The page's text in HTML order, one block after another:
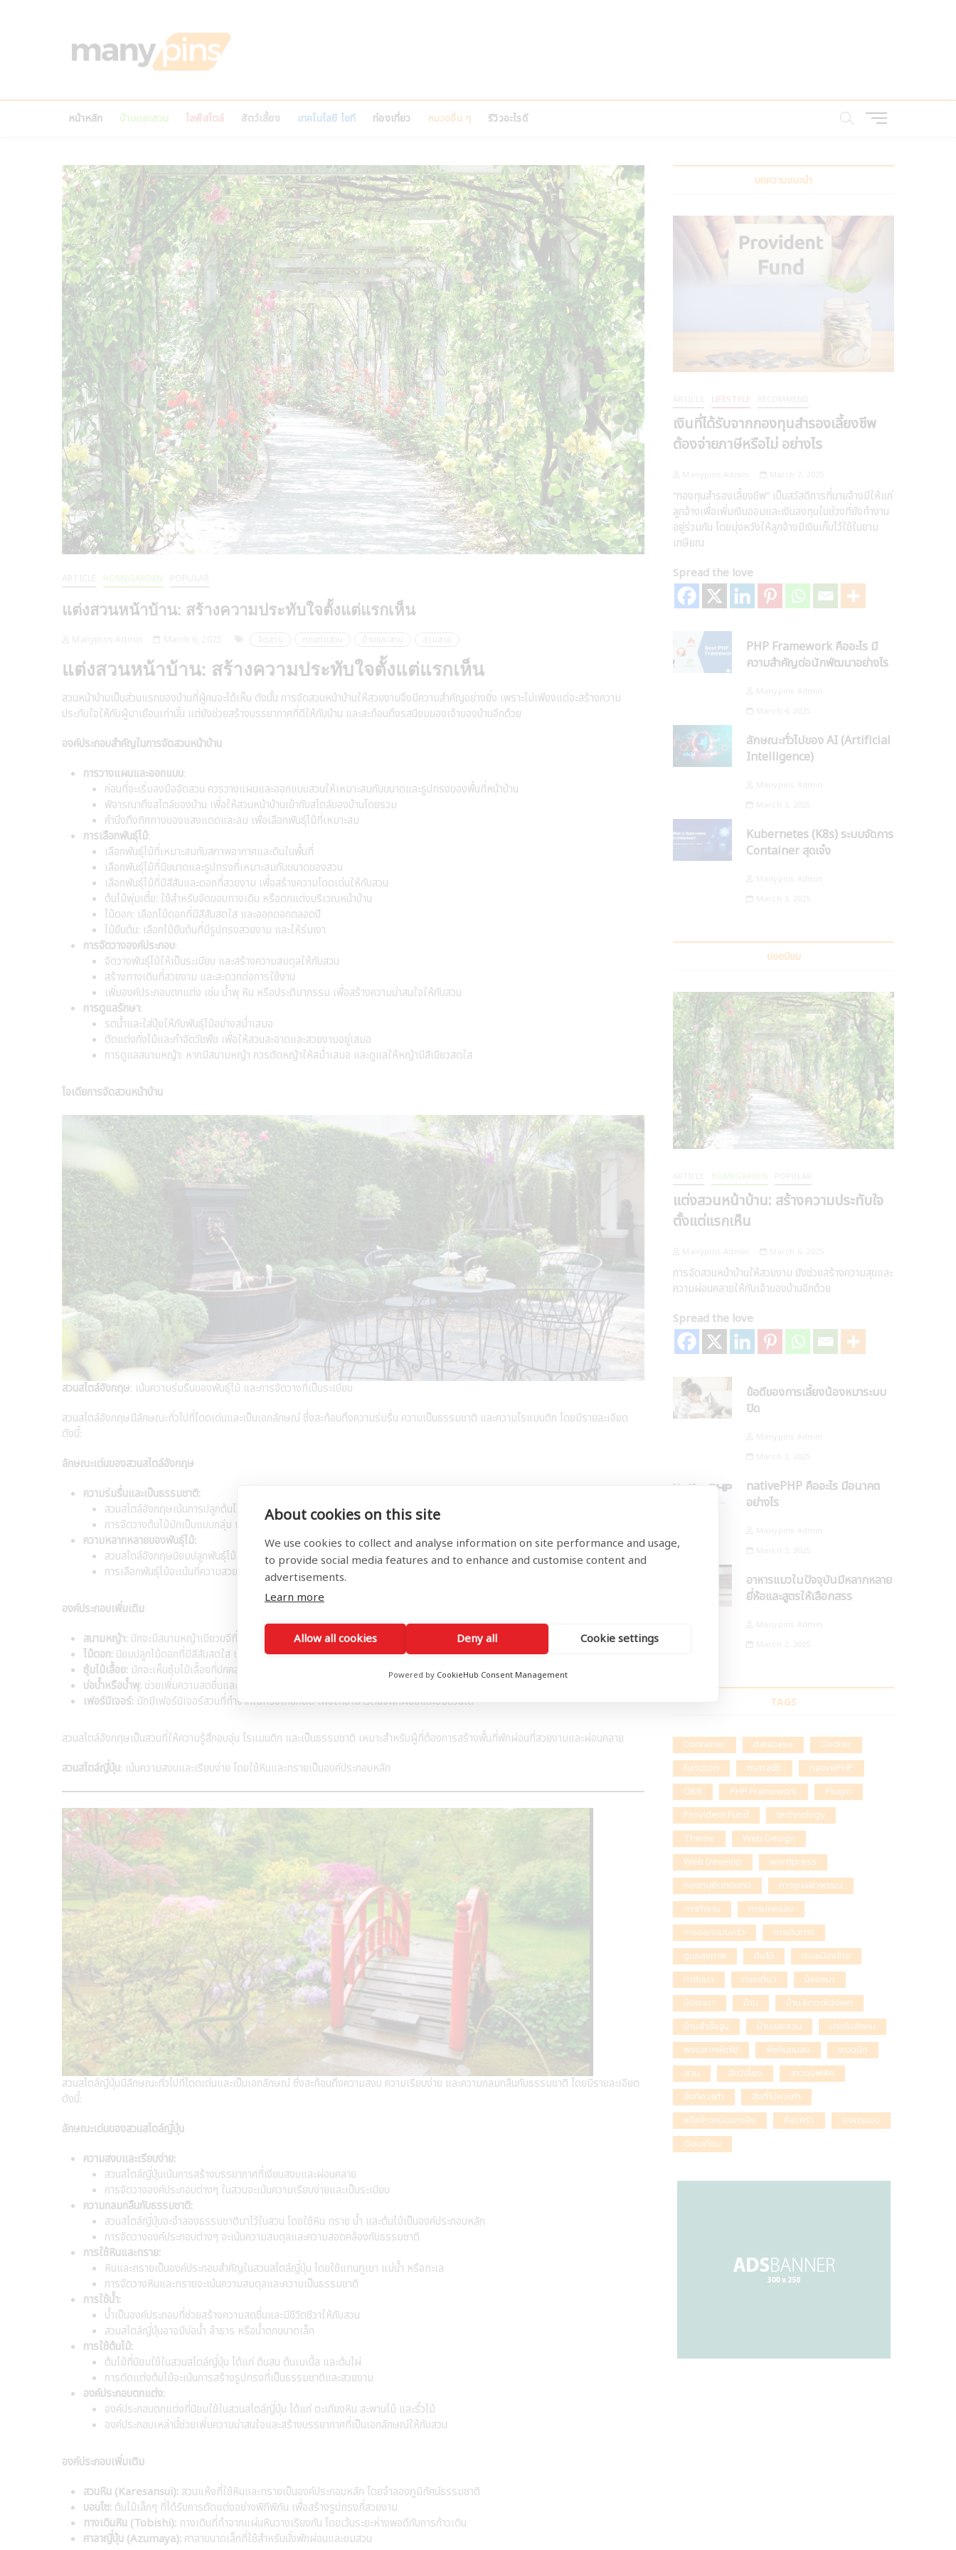
หน้าหลัก บ้านและสวน ไลฟ์สไตล์ สัตว์เลี้ยง เทคโนโลยี ไอที ท่องเที่ยว หมวดอื่น ๆ รีวิวอะไรดี
M
u
HOMEGARDEN
แต่งสวนหน้าบ้าน: สร้างความประทับใจตั้งแต่แรกเห็น
แต่งสวนหน้าบ้าน: สร้างความประทับใจตั้งแต่แรกเห็น
สวนหน้าบ้านเป็นส่วนแรกของบ้านที่ผู้คนจะได้เห็น ดังนั้น การจัดสวนหน้าบ้านให้สวยงามจึงมีความสำคัญอย่างยิ่ง เพราะไม่เพียงแต่จะสร้างความ
ประทับใจให้กับผู้มาเยือนเท่านั้น แต่ยังช่วยสร้างบรรยากาศที่ดีให้กับบ้าน และสะท้อนถึงรสนิยมของเจ้าของบ้านอีกด้วย
องค์ประกอบสำคัญในการจัดสวนหน้าบ้าน
การวางแผนและออกแบบ:
ก่อนที่จะเริ่มลงมือจัดสวน ควรวางแผนและออกแบบสวนให้เหมาะสมกับขนาดและรูปทรงของพื้นที่หน้าบ้าน
พิจารณาถึงสไตล์ของบ้าน เพื่อให้สวนหน้าบ้านเข้ากับสไตล์ของบ้านโดยรวม
คำนึงถึงทิศทางของแสงแดดและลม เพื่อเลือกพันธุ์ไม้ที่เหมาะสม
การเลือกพันธุ์ไม้:
เลือกพันธุ์ไม้ที่เหมาะสมกับสภาพอากาศและดินในพื้นที่
เลือกพันธุ์ไม้ที่มีขนาดและรูปทรงที่เหมาะสมกับขนาดของสวน
เลือกพันธุ์ไม้ที่มีสีสันและดอกที่สวยงาม เพื่อสร้างความโดดเด่นให้กับสวน
ต้นไม้พุ่มเตี้ย: ใช้สำหรับจัดขอบทางเดิน หรือตกแต่งบริเวณหน้าบ้าน
ไม้ดอก: เลือกไม้ดอกที่มีสีสันสดใส และออกดอกตลอดปี
ไม้ยืนต้น: เลือกไม้ยืนต้นที่มีรูปทรงสวยงาม และให้ร่มเงา
การจัดวางองค์ประกอบ:
จัดวางพันธุ์ไม้ให้เป็นระเบียบ และสร้างความสมดุลให้กับสวน
สร้างทางเดินที่สวยงาม และสะดวกต่อการใช้งาน
เพิ่มองค์ประกอบตกแต่ง เช่น น้ำพุ หิน หรือประติมากรรม เพื่อสร้างความน่าสนใจให้กับสวน
การดูแลรักษา:
รดน้ำและใส่ปุ๋ยให้กับพันธุ์ไม้อย่างสม่ำเสมอ
ตัดแต่งกิ่งไม้และกำจัดวัชพืช เพื่อให้สวนสะอาดและสวยงามอยู่เสมอ
การดูแลสนามหญ้า: หากมีสนามหญ้า ควรตัดหญ้าให้สม่ำเสมอ และดูแลให้หญ้ามีสีเขียวสดใส
ไอเดียการจัดสวนหน้าบ้าน
สวนสไตล์อังกฤษ: เน้นความร่มรื่นของพันธุ์ไม้ และการจัดวางที่เป็นระเบียบ
สวนสไตล์อังกฤษมีลักษณะทั่วไปที่โดดเด่นและเป็นเอกลักษณ์ ซึ่งสะท้อนถึงความร่มรื่น ความเป็นธรรมชาติ และความโรแมนติก โดยมีรายละเอียด
ดังนี้:
ลักษณะเด่นของสวนสไตล์อังกฤษ
ความร่มรื่นและเป็นธรรมชาติ:
สวนสไตล์อังกฤษเน้นการปลูกต้นไม้หลากหลายชนิด ทั้งไม้ดอก ไม้พุ่ม และไม้ยืนต้น เพื่อสร้างบรรยากาศที่ร่มรื่นและเป็นธรรมชาติ
การจัดวางต้นไม้มักเป็นแบบกลุ่ม เพื่อให้เกิดความหนาแน่นและสร้างมิติให้กับสวน
ความหลากหลายของพันธุ์ไม้:
สวนสไตล์อังกฤษนิยมปลูกพันธุ์ไม้หลากหลายชนิด ทั้งพันธุ์ไม้ท้องถิ่นและพันธุ์ไม้นำเข้า
การเลือกพันธุ์ไม้จะเน้นที่ความสวยงามของดอกและใบ รวมถึงความสามารถในการเจริญเติบโตในสภาพอากาศของพื้นที่นั้นๆ
องค์ประกอบเพิ่มเติม
สนามหญ้า: มักจะมีสนามหญ้าเขียวขจีที่ได้รับการดูแลอย่างดี
ไม้ดอก: นิยมปลูกไม้ดอกที่มีสีสันสดใส เช่น กุหลาบ ลาเวนเดอร์ และเดลฟินเนียม
ซุ้มไม้เลื้อย: มักจะเห็นซุ้มไม้เลื้อยที่ปกคลุมด้วยดอกไม้สวยงาม เช่น กุหลาบเลื้อย หรือวิสทีเรีย
บ่อน้ำหรือน้ำพุ: ช่วยเพิ่มความสดชื่นและเสียงที่ผ่อนคลายให้กับสวน
เฟอร์นิเจอร์: มักมีเฟอร์นิเจอร์สวนที่ทำจากไม้หรือเหล็กดัด เพื่อให้สามารถนั่งพักผ่อนและชมสวนได้
สวนสไตล์อังกฤษเป็นสวนที่ให้ความรู้สึกอบอุ่น โรแมนติก และเป็นธรรมชาติ เหมาะสำหรับผู้ที่ต้องการสร้างพื้นที่พักผ่อนที่สวยงามและผ่อนคลาย
สวนสไตล์ญี่ปุ่น: เน้นความสงบและเรียบง่าย โดยใช้หินและทรายเป็นองค์ประกอบหลัก
สวนสไตล์ญี่ปุ่นมีลักษณะทั่วไปที่โดดเด่นและเป็นเอกลักษณ์ ซึ่งสะท้อนถึงความสงบ ความเรียบง่าย และความกลมกลืนกับธรรมชาติ โดยมีรายละเอียด
ดังนี้:
ลักษณะเด่นของสวนสไตล์ญี่ปุ่น
ความสงบและเรียบง่าย:
สวนสไตล์ญี่ปุ่นเน้นการสร้างบรรยากาศที่เงียบสงบและผ่อนคลาย
การจัดวางองค์ประกอบต่างๆ ในสวนจะเน้นความเรียบง่ายและเป็นระเบียบ
ความกลมกลืนกับธรรมชาติ:
สวนสไตล์ญี่ปุ่นจะจำลองธรรมชาติมาไว้ในสวน โดยใช้หิน ทราย น้ำ และต้นไม้เป็นองค์ประกอบหลัก
การจัดวางองค์ประกอบต่างๆ จะเน้นความสมดุลและความสอดคล้องกับธรรมชาติ
การใช้หินและทราย:
หินและทรายเป็นองค์ประกอบสำคัญในสวนสไตล์ญี่ปุ่น โดยใช้แทนภูเขา แม่น้ำ หรือทะเล
การจัดวางหินและทรายจะเน้นความสมดุลและความเป็นธรรมชาติ
การใช้น้ำ:
น้ำเป็นองค์ประกอบที่ช่วยสร้างความสดชื่นและมีชีวิตชีวาให้กับสวน
สวนสไตล์ญี่ปุ่นอาจมีบ่อน้ำ ลำธาร หรือน้ำตกขนาดเล็ก
การใช้ต้นไม้:
ต้นไม้ที่นิยมใช้ในสวนสไตล์ญี่ปุ่น ได้แก่ ต้นสน ต้นเมเปิ้ล และต้นไผ่
การตัดแต่งต้นไม้จะเน้นการสร้างรูปทรงที่เป็นธรรมชาติและสวยงาม
องค์ประกอบตกแต่ง:
องค์ประกอบตกแต่งที่นิยมใช้ในสวนสไตล์ญี่ปุ่น ได้แก่ ตะเกียงหิน สะพานไม้ และรั้วไม้
องค์ประกอบเหล่านี้ช่วยเพิ่มความน่าสนใจและสร้างบรรยากาศที่เป็นเอกลักษณ์ให้กับสวน
องค์ประกอบเพิ่มเติม
สวนหิน (Karesansui): สวนแห้งที่ใช้หินและทรายเป็นองค์ประกอบหลัก โดยจำลองภูมิทัศน์ธรรมชาติ
บอนไซ: ต้นไม้เล็กๆ ที่ได้รับการตัดแต่งอย่างพิถีพิถัน เพื่อสร้างรูปทรงที่สวยงาม
ทางเดินหิน (Tobishi): ทางเดินที่ทำจากแผ่นหินวางเรียงกัน โดยเว้นระยะห่างพอดีกับการก้าวเดิน
ศาลาญี่ปุ่น (Azumaya): ศาลาขนาดเล็กที่ใช้สำหรับนั่งพักผ่อนและชมสวน
บทความแนะนำ
LIFESTYLE
เงินที่ได้รับจากกองทุนสำรองเลี้ยงชีพ
ต้องจ่ายภาษีหรือไม่ อย่างไร
“กองทุนสำรองเลี้ยงชีพ” เป็นสวัสดิการที่นายจ้างมีให้แก่
ลูกจ้างเพื่อเพิ่มเงินออมและเงินลงทุนในช่วงที่ยังทำงาน
อยู่ร่วมกัน โดยมุ่งหวังให้ลูกจ้างมีเงินเก็บไว้ใช้ในยาม
เกษียณ
Spread the love
PHP Framework คืออะไร มี
ความสำคัญต่อนักพัฒนาอย่างไร
ลักษณะทั่วไปของ AI (Artificial
Intelligence)
Kubernetes (K8s) ระบบจัดการ
Container สุดเจ๋ง
ยอดนิยม
HOMEGARDEN
แต่งสวนหน้าบ้าน: สร้างความประทับใจ
ตั้งแต่แรกเห็น
การจัดสวนหน้าบ้านให้สวยงาม ยังช่วยสร้างความสุขและ
ความผ่อนคลายให้กับเจ้าของบ้านอีกด้วย
Spread the love
ข้อดีของการเลี้ยงน้องหมาระบบ
ปิด
nativePHP คืออะไร มีอนาคต
อย่างไร
อาหารแมวในปัจจุบันมีหลากหลาย
ยี่ห้อและสูตรให้เลือกสรร
TAGS
Container database
Docker
function
mariadb
nativePHP
OKR
PHP Framework
Plugin
Provident Fund
technology
Theme
Web Design
Web Develop
wordpress
กองทุนเงินทดแทน
การดูแลผิวพรรณ
การทำงาน
การปกครอง
การออกแบบครัว
การเดินทาง
ดูแลสุขภาพ
ต้นไม้
ทะเลเมืองไทย
ทาสแมว
ท่องเที่ยว
น้องหมา
น้องแมว
บ้าน
บ้าน knockdown
บ้านสำเร็จรูป
บ้านและสวน
ประกันสังคม
พระมหากษัตริย์
พืชกินแมลง
ระบบปิด
สวน
สัตว์เลี้ยง
สาวออฟฟิศ
สิ่งที่ควรทำ
สิ่งที่ไม่ควรทำ
หม้อข้าวหม้อแกงลิง
ห้องครัว
อาหารแมว
เวียนเทียน
About cookies on this site
We use cookies to collect and analyse information on site performance and usage,
to provide social media features and to enhance and customise content and
advertisements.
Learn more
Allow all cookies Deny all Cookie settings
Powered by CookieHub Consent Management